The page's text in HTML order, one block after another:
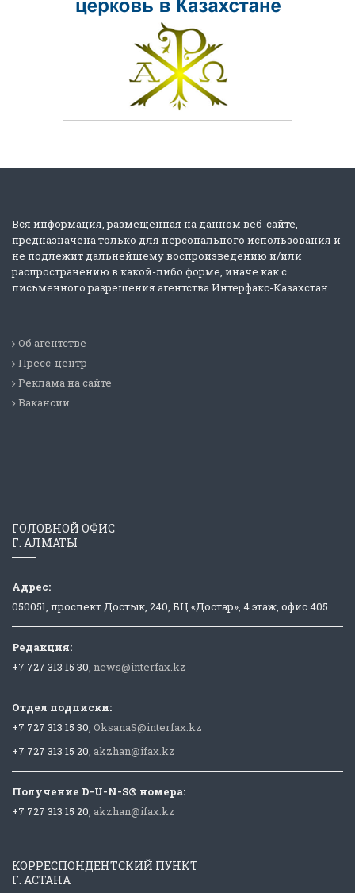
Вся информация, размещенная на данном веб-сайте,
предназначена только для персонального использования и
не подлежит дальнейшему воспроизведению и/или
распространению в какой-либо форме, иначе как с
письменного разрешения агентства Интерфакс-Казахстан.
Об агентстве
Пресс-центр
Реклама на сайте
Вакансии
ГОЛОВНОЙ ОФИС
Г. АЛМАТЫ
Адрес:
050051, проспект Достык, 240, БЦ «Достар», 4 этаж, офис 405
Редакция:
+7 727 313 15 30, news@interfax.kz
Отдел подписки:
+7 727 313 15 30, OksanaS@interfax.kz
+7 727 313 15 20, akzhan@ifax.kz
Получение D-U-N-S® номера:
+7 727 313 15 20, akzhan@ifax.kz
КОРРЕСПОНДЕНТСКИЙ ПУНКТ
Г. АСТАНА